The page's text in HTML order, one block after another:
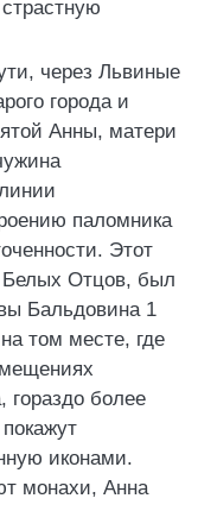
через Львиные
города и
Анны, матери
паломника
Этот
Белых Отцов, был
Бальдовина 1
том месте, где
гораздо более
иконами.
монахи, Анна